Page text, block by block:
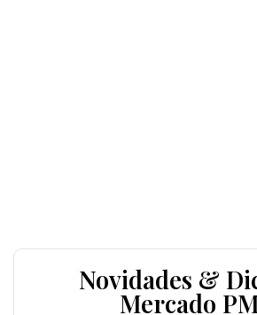
Novidades &
Mercado